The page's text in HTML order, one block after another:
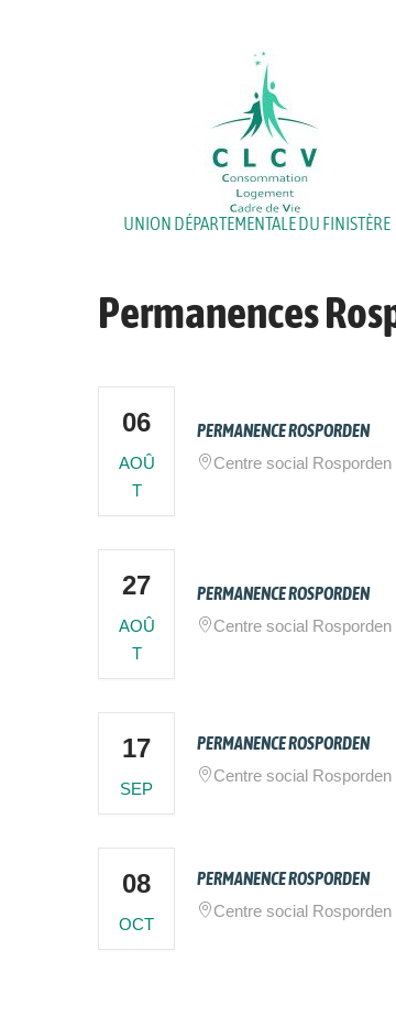
UNION DÉPARTEMENTALE DU FINISTÈRE
Permanences
06
AOÛ
T
PERMANENCE ROSPORDEN
Centre social Rosporden
27
AOÛ
T
PERMANENCE ROSPORDEN
Centre social Rosporden
17
SEP
PERMANENCE ROSPORDEN
Centre social Rosporden
08
OCT
PERMANENCE ROSPORDEN
Centre social Rosporden